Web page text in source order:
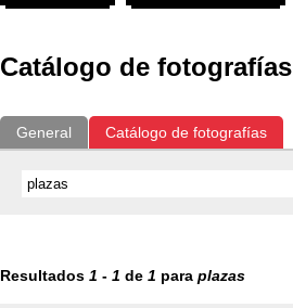
Catálogo de fotografías
General Catálogo de fotografías
Resultados 1 - 1 de 1 para plazas